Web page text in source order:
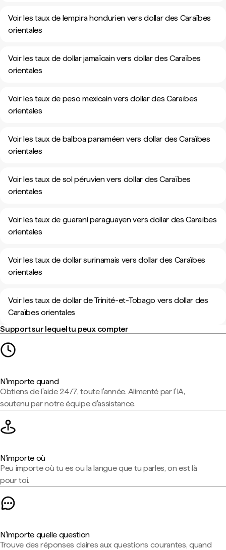
Voir les taux de lempira hondurien vers dollar des Caraïbes
orientales
Voir les taux de dollar jamaïcain vers dollar des Caraïbes
orientales
Voir les taux de peso mexicain vers dollar des Caraïbes
orientales
Voir les taux de balboa panaméen vers dollar des Caraïbes
orientales
Voir les taux de sol péruvien vers dollar des Caraïbes
orientales
Voir les taux de guaraní paraguayen vers dollar des Caraïbes
orientales
Voir les taux de dollar surinamais vers dollar des Caraïbes
orientales
Voir les taux de dollar de Trinité-et-Tobago vers dollar des
Caraïbes orientales
Support sur lequel tu peux compter
N'importe quand
Obtiens de l'aide 24/7, toute l'année. Alimenté par l'IA,
soutenu par notre équipe d'assistance.
N'importe où
Peu importe où tu es ou la langue que tu parles, on est là
pour toi.
N'importe quelle question
Trouve des réponses claires aux questions courantes, quand